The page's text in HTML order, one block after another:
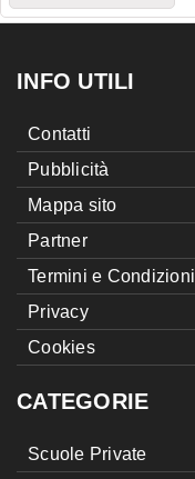
INFO UTILI
Contatti
Pubblicità
Mappa sito
Partner
Termini e Condizioni
Privacy
Cookies
CATEGORIE
Scuole Private